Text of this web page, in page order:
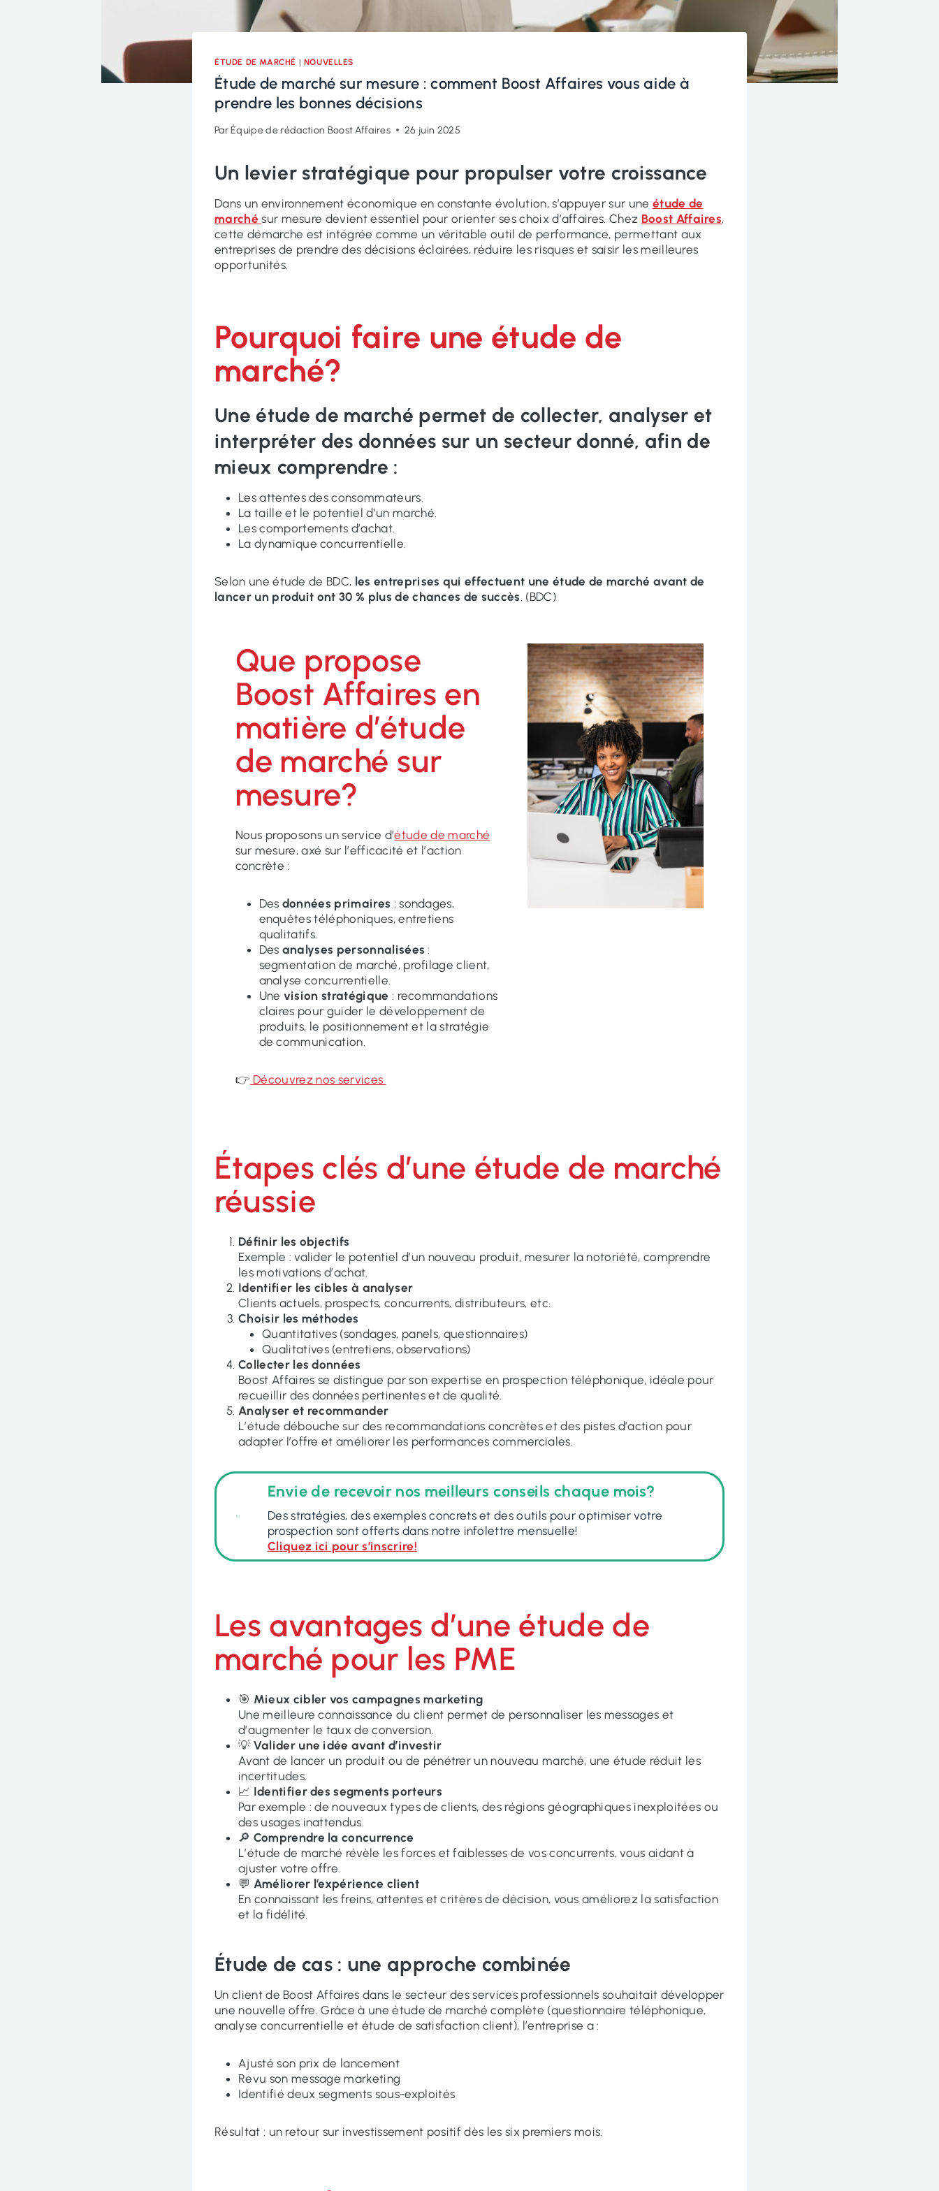
ÉTUDE DE MARCHÉ | NOUVELLES
Étude de marché sur mesure : comment Boost Affaires vous aide à
prendre les bonnes décisions
ParÉquipe de rédaction Boost Affaires 26 juin 2025
Un levier stratégique pour propulser votre croissance
Dans un environnement économique en constante évolution, s’appuyer sur une étude de
marché sur mesure devient essentiel pour orienter ses choix d’affaires. Chez Boost Affaires,
cette démarche est intégrée comme un véritable outil de performance, permettant aux
entreprises de prendre des décisions éclairées, réduire les risques et saisir les meilleures
opportunités.
Pourquoi faire une étude de
marché?
Une étude de marché permet de collecter, analyser et
interpréter des données sur un secteur donné, afin de
mieux comprendre :
Les attentes des consommateurs.
La taille et le potentiel d’un marché.
Les comportements d’achat.
La dynamique concurrentielle.
Selon une étude de BDC, les entreprises qui effectuent une étude de marché avant de
lancer un produit ont 30 % plus de chances de succès. (BDC)
Que propose
Boost Affaires en
matière d’étude
de marché sur
mesure?
Nous proposons un service d’étude de marché
sur mesure, axé sur l’efficacité et l’action
concrète :
Des données primaires : sondages,
enquêtes téléphoniques, entretiens
qualitatifs.
Des analyses personnalisées :
segmentation de marché, profilage client,
analyse concurrentielle.
Une vision stratégique : recommandations
claires pour guider le développement de
produits, le positionnement et la stratégie
de communication.
👉 Découvrez nos services
Étapes clés d’une étude de marché
réussie
Définir les objectifs
Exemple : valider le potentiel d’un nouveau produit, mesurer la notoriété, comprendre
les motivations d’achat.
Identifier les cibles à analyser
Clients actuels, prospects, concurrents, distributeurs, etc.
Choisir les méthodes
Quantitatives (sondages, panels, questionnaires)
Qualitatives (entretiens, observations)
Collecter les données
Boost Affaires se distingue par son expertise en prospection téléphonique, idéale pour
recueillir des données pertinentes et de qualité.
Analyser et recommander
L’étude débouche sur des recommandations concrètes et des pistes d’action pour
adapter l’offre et améliorer les performances commerciales.
Envie de recevoir nos meilleurs conseils chaque mois?
Des stratégies, des exemples concrets et des outils pour optimiser votre
prospection sont offerts dans notre infolettre mensuelle!
Cliquez ici pour s’inscrire!
Les avantages d’une étude de
marché pour les PME
🎯 Mieux cibler vos campagnes marketing
Une meilleure connaissance du client permet de personnaliser les messages et
d’augmenter le taux de conversion.
💡 Valider une idée avant d’investir
Avant de lancer un produit ou de pénétrer un nouveau marché, une étude réduit les
incertitudes.
📈 Identifier des segments porteurs
Par exemple : de nouveaux types de clients, des régions géographiques inexploitées ou
des usages inattendus.
🔎 Comprendre la concurrence
L’étude de marché révèle les forces et faiblesses de vos concurrents, vous aidant à
ajuster votre offre.
💬 Améliorer l’expérience client
En connaissant les freins, attentes et critères de décision, vous améliorez la satisfaction
et la fidélité.
Étude de cas : une approche combinée
Un client de Boost Affaires dans le secteur des services professionnels souhaitait développer
une nouvelle offre. Grâce à une étude de marché complète (questionnaire téléphonique,
analyse concurrentielle et étude de satisfaction client), l’entreprise a :
Ajusté son prix de lancement
Revu son message marketing
Identifié deux segments sous-exploités
Résultat : un retour sur investissement positif dès les six premiers mois.